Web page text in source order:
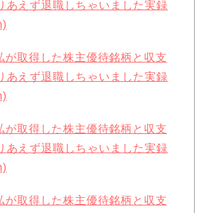
あえず退職しちゃいました実録
が取得した株主優待銘柄と収支
あえず退職しちゃいました実録
が取得した株主優待銘柄と収支
あえず退職しちゃいました実録
が取得した株主優待銘柄と収支